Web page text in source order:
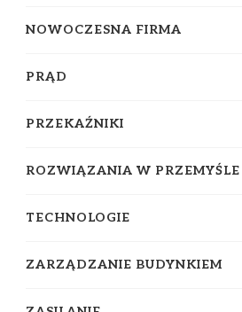
NOWOCZESNA FIRMA
PRĄD
PRZEKAŹNIKI
ROZWIĄZANIA W PRZEMYŚLE
TECHNOLOGIE
ZARZĄDZANIE BUDYNKIEM